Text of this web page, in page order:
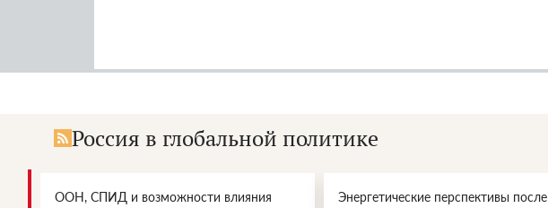
Россия в глобальной политике
ООН, СПИД и возможности влияния
Энергетические перспективы после